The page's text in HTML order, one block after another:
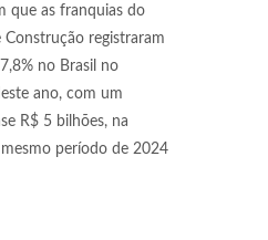
que as franquias do
Construção registraram
no Brasil no
ano, com um
R$ 5 bilhões, na
período de 2024